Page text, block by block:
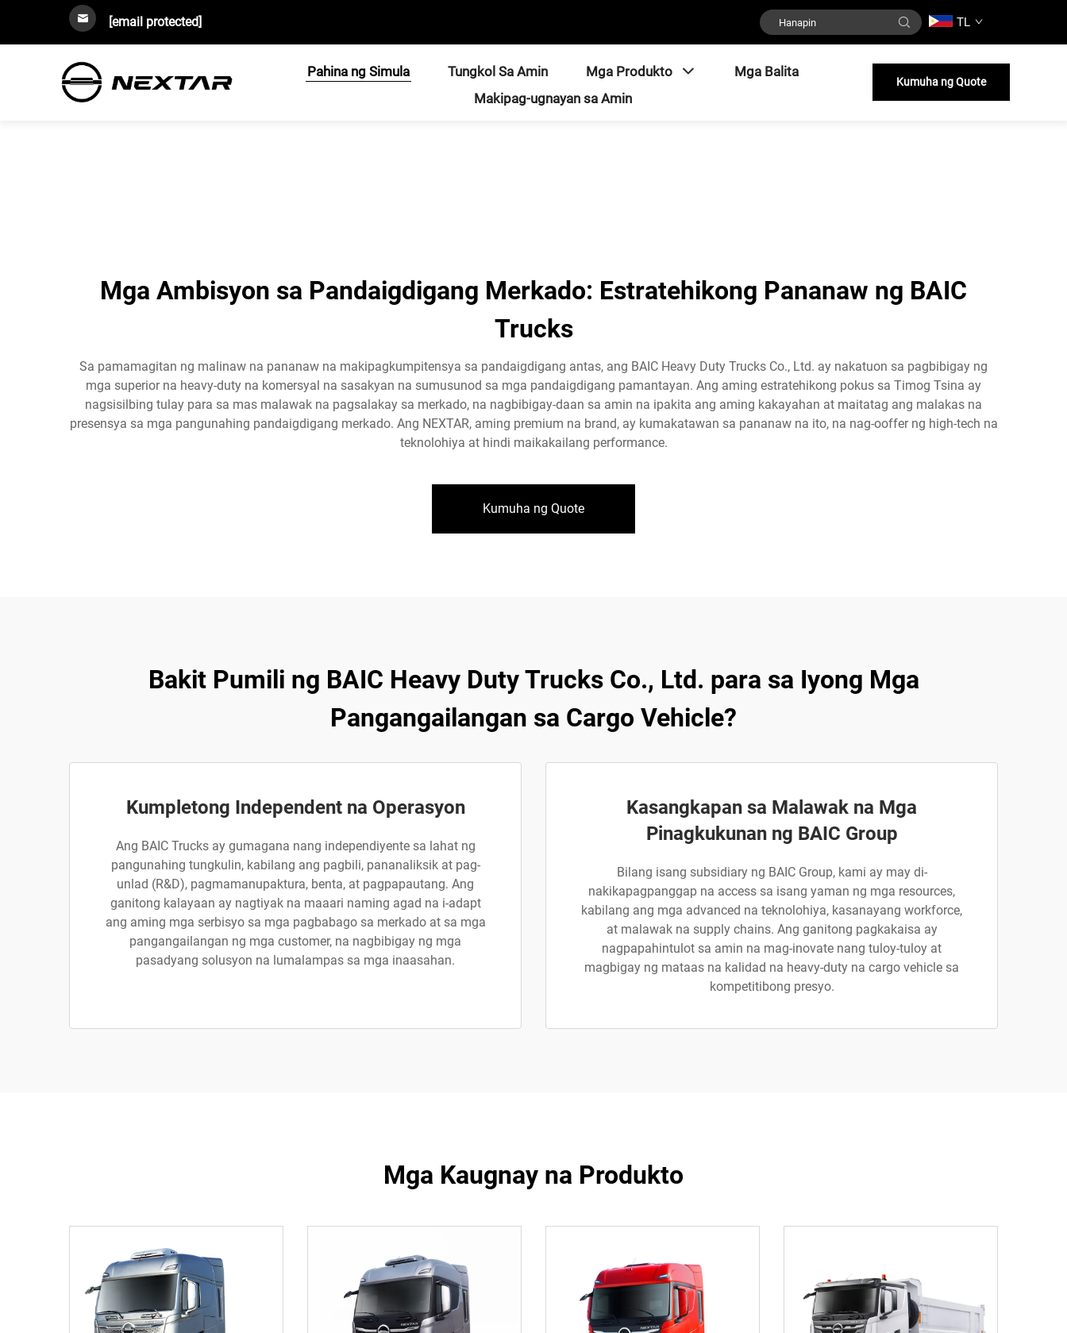
[email protected] TL
Pahina ng Simula Tungkol Sa Amin Mga Produkto
Mga Balita
Makipag-ugnayan sa Amin
Kumuha ng Quote
Mga Ambisyon sa Pandaigdigang Merkado: Estratehikong Pananaw ng BAIC
Trucks
Sa pamamagitan ng malinaw na pananaw na makipagkumpitensya sa pandaigdigang antas, ang BAIC Heavy Duty Trucks Co., Ltd. ay nakatuon sa pagbibigay ng
mga superior na heavy-duty na komersyal na sasakyan na sumusunod sa mga pandaigdigang pamantayan. Ang aming estratehikong pokus sa Timog Tsina ay
nagsisilbing tulay para sa mas malawak na pagsalakay sa merkado, na nagbibigay-daan sa amin na ipakita ang aming kakayahan at maitatag ang malakas na
presensya sa mga pangunahing pandaigdigang merkado. Ang NEXTAR, aming premium na brand, ay kumakatawan sa pananaw na ito, na nag-ooffer ng high-tech na
teknolohiya at hindi maikakailang performance.
Kumuha ng Quote
Bakit Pumili ng BAIC Heavy Duty Trucks Co., Ltd. para sa Iyong Mga
Pangangailangan sa Cargo Vehicle?
Kumpletong Independent na Operasyon
Ang BAIC Trucks ay gumagana nang independiyente sa lahat ng
pangunahing tungkulin, kabilang ang pagbili, pananaliksik at pag-
unlad (R&D), pagmamanupaktura, benta, at pagpapautang. Ang
ganitong kalayaan ay nagtiyak na maaari naming agad na i-adapt
ang aming mga serbisyo sa mga pagbabago sa merkado at sa mga
pangangailangan ng mga customer, na nagbibigay ng mga
pasadyang solusyon na lumalampas sa mga inaasahan.
Kasangkapan sa Malawak na Mga
Pinagkukunan ng BAIC Group
Bilang isang subsidiary ng BAIC Group, kami ay may di-
nakikapagpanggap na access sa isang yaman ng mga resources,
kabilang ang mga advanced na teknolohiya, kasanayang workforce,
at malawak na supply chains. Ang ganitong pagkakaisa ay
nagpapahintulot sa amin na mag-inovate nang tuloy-tuloy at
magbigay ng mataas na kalidad na heavy-duty na cargo vehicle sa
kompetitibong presyo.
Mga Kaugnay na Produkto